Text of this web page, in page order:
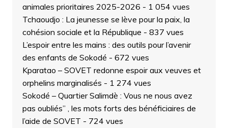
animales prioritaires 2025-2026 - 1 054 vues
Tchaoudjo : La jeunesse se lève pour la paix, la
cohésion sociale et la République - 837 vues
L’espoir entre les mains : des outils pour l’avenir
des enfants de Sokodé - 672 vues
Kparatao – SOVET redonne espoir aux veuves et
orphelins marginalisés - 1 274 vues
Sokodé – Quartier Salimdè : Vous ne nous avez
pas oubliés” , les mots forts des bénéficiaires de
l’aide de SOVET - 724 vues